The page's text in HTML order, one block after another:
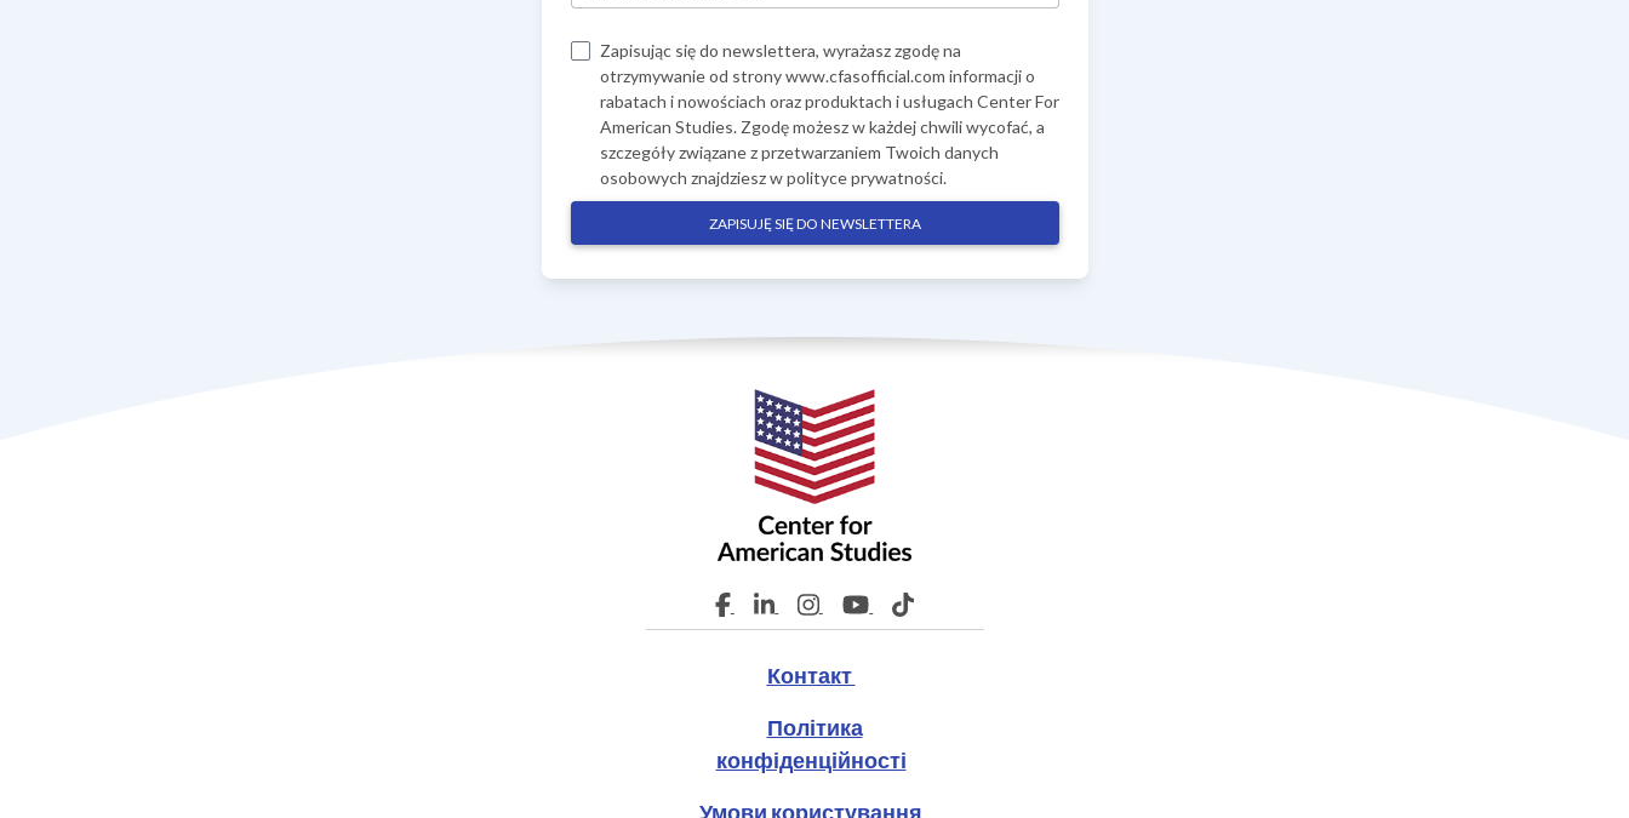
Zapisując się do newslettera, wyrażasz zgodę na
otrzymywanie od strony www.cfasofficial.com informacji o
rabatach i nowościach oraz produktach i usługach Center For
American Studies. Zgodę możesz w każdej chwili wycofać, a
szczegóły związane z przetwarzaniem Twoich danych
osobowych znajdziesz wpolityce prywatności.
ZAPISUJĘ SIĘ DO NEWSLETTERA
Контакт
Політика
конфіденційності
Умови користування